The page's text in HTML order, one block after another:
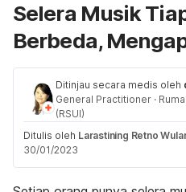
Selera Musik
Berbeda,
Ditinjau secara medis oleh
General Practitioner ·
(RSUI)
Ditulis oleh Larastining Retno
30/01/2023